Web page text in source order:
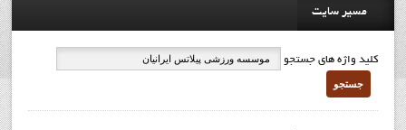
مسیر سایت
کلید واژه های جستجو
جستجو